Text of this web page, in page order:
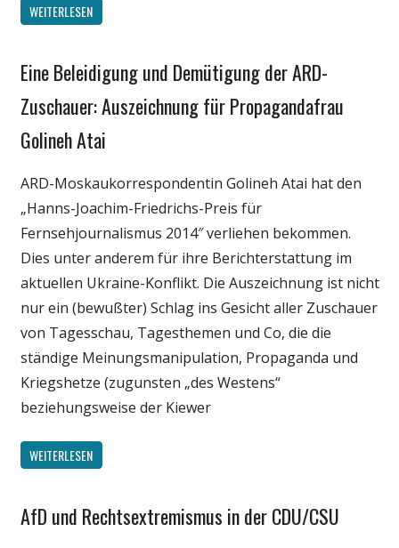
WEITERLESEN
Gesellschaft
Internet
Politik
Eine Beleidigung und Demütigung der ARD-
Zuschauer: Auszeichnung für Propagandafrau
Golineh Atai
ARD-Moskaukorrespondentin Golineh Atai hat den
„Hanns-Joachim-Friedrichs-Preis für
Fernsehjournalismus 2014″ verliehen bekommen.
Dies unter anderem für ihre Berichterstattung im
aktuellen Ukraine-Konflikt. Die Auszeichnung ist nicht
nur ein (bewußter) Schlag ins Gesicht aller Zuschauer
von Tagesschau, Tagesthemen und Co, die die
ständige Meinungsmanipulation, Propaganda und
Kriegshetze (zugunsten „des Westens“
beziehungsweise der Kiewer
WEITERLESEN
Gesellschaft
AfD und Rechtsextremismus in der CDU/CSU